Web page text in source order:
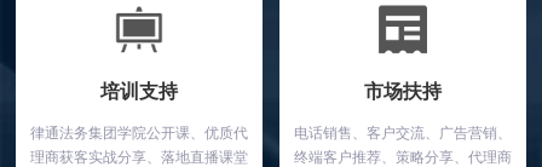
培训支持
律通法务集团学院公开课、优质代
理商获客实战分享、落地直播课堂
市场扶持
电话销售、客户交流、广告营销、
终端客户推荐、策略分享、代理商